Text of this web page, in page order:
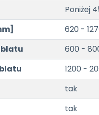
Poniżej
620 -
blatu
600 -
1200 -
tak
tak